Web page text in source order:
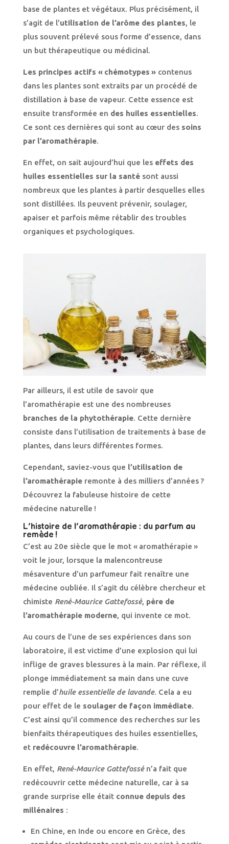
base de plantes et végétaux. Plus précisément, il
s’agit de l’utilisation de l’arôme des plantes, le
plus souvent prélevé sous forme d’essence, dans
un but thérapeutique ou médicinal.
Les principes actifs « chémotypes » contenus
dans les plantes sont extraits par un procédé de
distillation à base de vapeur. Cette essence est
ensuite transformée en des huiles essentielles.
Ce sont ces dernières qui sont au cœur dessoins
par l’aromathérapie.
En effet, on sait aujourd’hui que les effets des
huiles essentielles sur la santésont aussi
nombreux que les plantes à partir desquelles elles
sont distillées. Ils peuvent prévenir, soulager,
apaiser et parfois même rétablir des troubles
organiques et psychologiques.
Par ailleurs, il est utile de savoir que
l’aromathérapie est une des nombreuses
branches de la phytothérapie. Cette dernière
consiste dans l’utilisation de traitements à base de
plantes, dans leurs différentes formes.
Cependant, saviez-vous que l’utilisation de
l’aromathérapieremonte à des milliers d’années ?
Découvrez la fabuleuse histoire de cette
médecine naturelle !
L’histoire de l’aromathérapie : du parfum au
remède !
C’est au 20e siècle que le mot « aromathérapie »
voit le jour, lorsque la malencontreuse
mésaventure d’un parfumeur fait renaître une
médecine oubliée. Il s’agit du célèbre chercheur et
chimiste René-Maurice Gattefossé, père de
l’aromathérapie moderne, qui invente ce mot.
Au cours de l’une de ses expériences dans son
laboratoire, il est victime d’une explosion qui lui
inflige de graves blessures à la main. Par réflexe, il
plonge immédiatement sa main dans une cuve
remplie d’huile essentielle de lavande. Cela a eu
pour effet de le soulager de façon immédiate.
C’est ainsi qu’il commence des recherches sur les
bienfaits thérapeutiques des huiles essentielles,
etredécouvre l’aromathérapie.
En effet, René-Maurice Gattefossén’a fait que
redécouvrir cette médecine naturelle, car à sa
grande surprise elle était connue depuis des
millénaires :
En Chine, en Inde ou encore en Grèce, des